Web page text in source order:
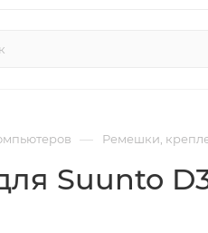
— Ремешки,
Suunto